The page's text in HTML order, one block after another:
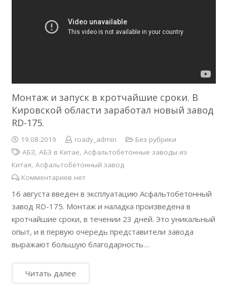
Монтаж и запуск в кротчайшие сроки. В
Кировской области заработал новый завод
RD-175.
19.08.2019 roady_admin
Без рубрики
АБЗ, АБЗ в Китае, Асфальтобетонные заводы из
Китая, Асфальтобетонный завод
Комментариев нет
16 августа введен в эксплуатацию Асфальтобетонный
завод RD-175. Монтаж и наладка произведена в
кротчайшие сроки, в течении 23 дней. Это уникальный
опыт, и в первую очередь представители завода
выражают большую благодарность…
Читать далее